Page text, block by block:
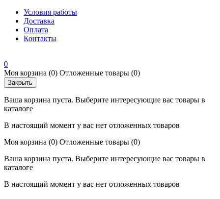
Условия работы
Доставка
Оплата
Контакты
0
Моя корзина (0) Отложенные товары (0)
Закрыть
Ваша корзина пуста. Выберите интересующие вас товары в
каталоге
В настоящий момент у вас нет отложенных товаров
Моя корзина (0) Отложенные товары (0)
Ваша корзина пуста. Выберите интересующие вас товары в
каталоге
В настоящий момент у вас нет отложенных товаров